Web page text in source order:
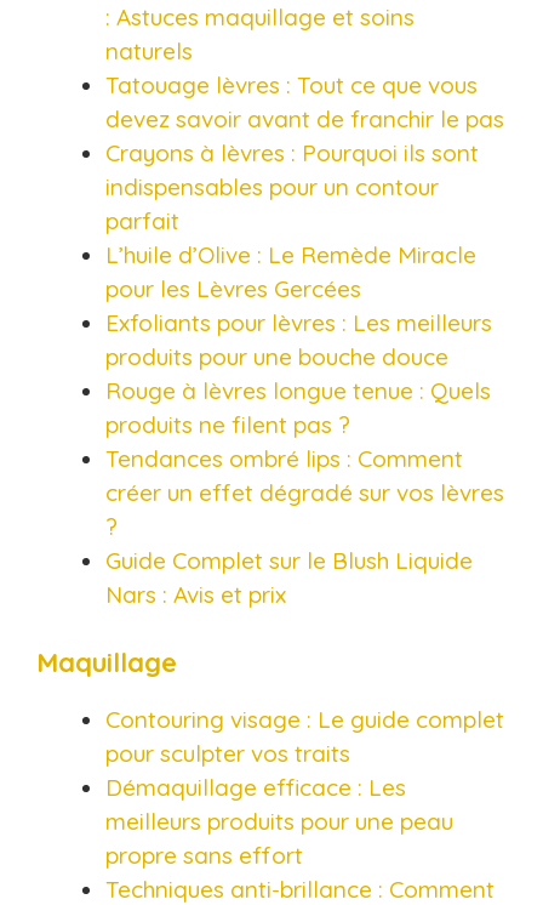
: Astuces maquillage et soins
naturels
Tatouage lèvres : Tout ce que vous
devez savoir avant de franchir le pas
Crayons à lèvres : Pourquoi ils sont
indispensables pour un contour
parfait
L’huile d’Olive : Le Remède Miracle
pour les Lèvres Gercées
Exfoliants pour lèvres : Les meilleurs
produits pour une bouche douce
Rouge à lèvres longue tenue : Quels
produits ne filent pas ?
Tendances ombré lips : Comment
créer un effet dégradé sur vos lèvres
?
Guide Complet sur le Blush Liquide
Nars : Avis et prix
Maquillage
Contouring visage : Le guide complet
pour sculpter vos traits
Démaquillage efficace : Les
meilleurs produits pour une peau
propre sans effort
Techniques anti-brillance : Comment